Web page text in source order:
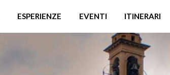
ESPERIENZE EVENTI ITINERARI